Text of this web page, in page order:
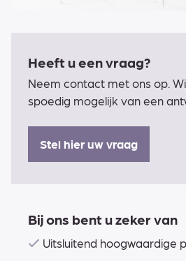
Heeft u een vraag?
Neem contact met ons op.
spoedig mogelijk van een
Stel hier uw vraag
Bij ons bent u zeker van
Uitsluitend hoogwaardige